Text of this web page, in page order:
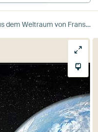
von Frans Blok - Fotos, Kunst und weitere Wanddekoration